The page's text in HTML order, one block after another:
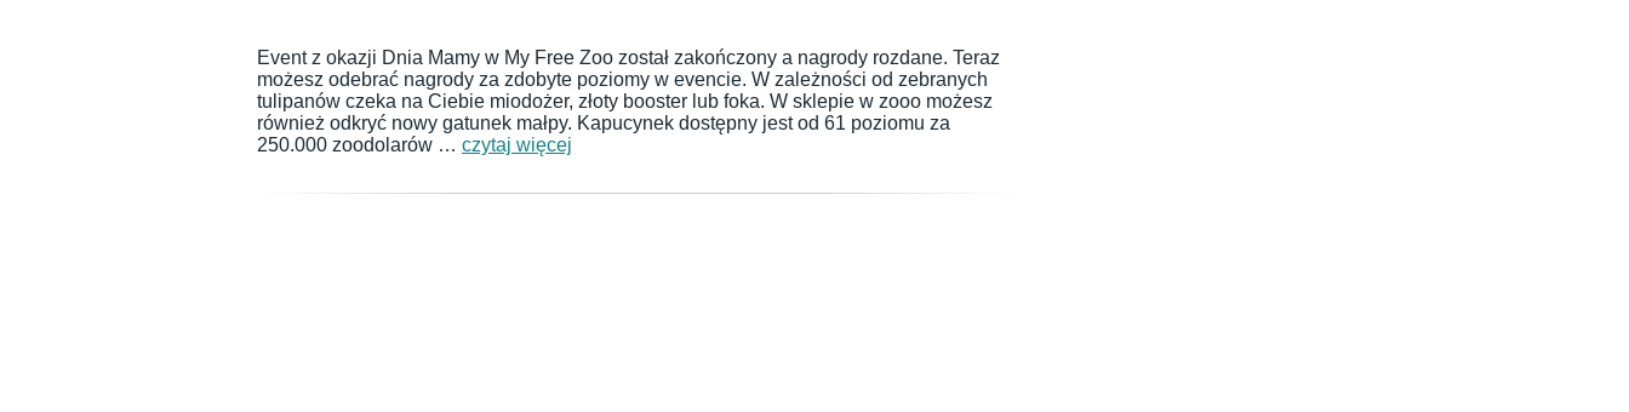
Event z okazji Dnia Mamy w My Free Zoo został zakończony a nagrody rozdane. Teraz
możesz odebrać nagrody za zdobyte poziomy w evencie. W zależności od zebranych
tulipanów czeka na Ciebie miodożer, złoty booster lub foka. W sklepie w zooo możesz
również odkryć nowy gatunek małpy. Kapucynek dostępny jest od 61 poziomu za
250.000 zoodolarów … czytaj więcej